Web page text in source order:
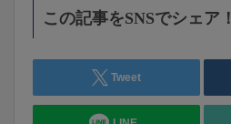
この記事をSNSでシェア！
Tweet